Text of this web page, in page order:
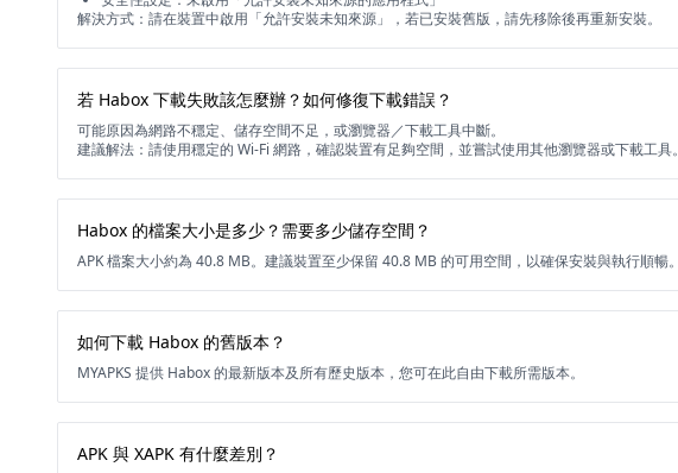
解決方式：請在裝置中啟用「允許安裝未知來源」，若已安裝舊版，請先移除後再重新安裝。
若 Habox 下載失敗該怎麼辦？如何修復下載錯誤？
可能原因為網路不穩定、儲存空間不足，或瀏覽器／下載工具中斷。
建議解法：請使用穩定的 Wi-Fi 網路，確認裝置有足夠空間，並嘗試使用其他瀏覽器或下載工具。
Habox 的檔案大小是多少？需要多少儲存空間？
APK 檔案大小約為 40.8 MB。建議裝置至少保留 40.8 MB 的可用空間，以確保安裝與執行順暢。
如何下載 Habox 的舊版本？
MYAPKS 提供 Habox 的最新版本及所有歷史版本，您可在此自由下載所需版本。
APK 與 XAPK 有什麼差別？